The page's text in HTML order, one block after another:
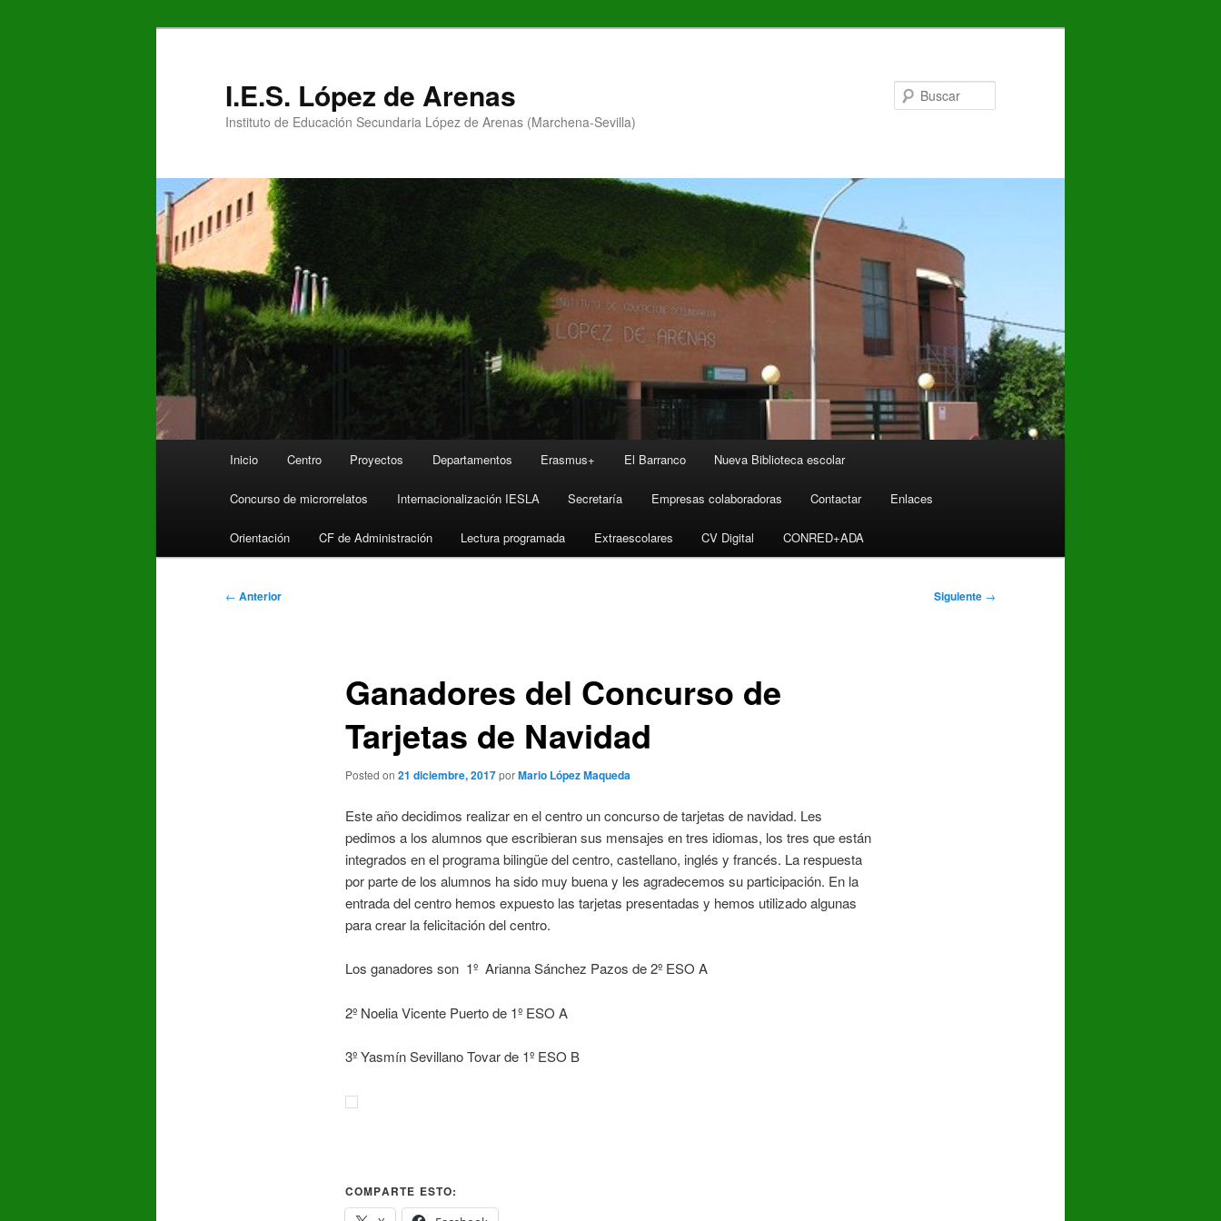
I.E.S. López de Arenas
Instituto de Educación Secundaria López de Arenas (Marchena-Sevilla)
Inicio Centro Proyectos Departamentos Erasmus+ El Barranco Nueva Biblioteca escolar
Concurso de microrrelatos Internacionalización IESLA Secretaría Empresas colaboradoras Contactar Enlaces
Orientación CF de Administración Lectura programada Extraescolares CV Digital CONRED+ADA
Navegación
← Anterior Siguiente →
Ganadores del Concurso de
Tarjetas de Navidad
Posted on 21 diciembre, 2017porMario López Maqueda
Este año decidimos realizar en el centro un concurso de tarjetas de navidad. Les
pedimos a los alumnos que escribieran sus mensajes en tres idiomas, los tres que están
integrados en el programa bilingüe del centro, castellano, inglés y francés. La respuesta
por parte de los alumnos ha sido muy buena y les agradecemos su participación. En la
entrada del centro hemos expuesto las tarjetas presentadas y hemos utilizado algunas
para crear la felicitación del centro.
Los ganadores son 1º Arianna Sánchez Pazos de 2º ESO A
2º Noelia Vicente Puerto de 1º ESO A
3º Yasmín Sevillano Tovar de 1º ESO B
COMPARTE ESTO: